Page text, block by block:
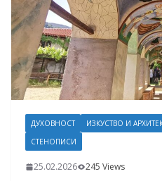
ДУХОВНОСТ ИЗКУСТВО И
СТЕНОПИСИ
25.02.2026 245 Views